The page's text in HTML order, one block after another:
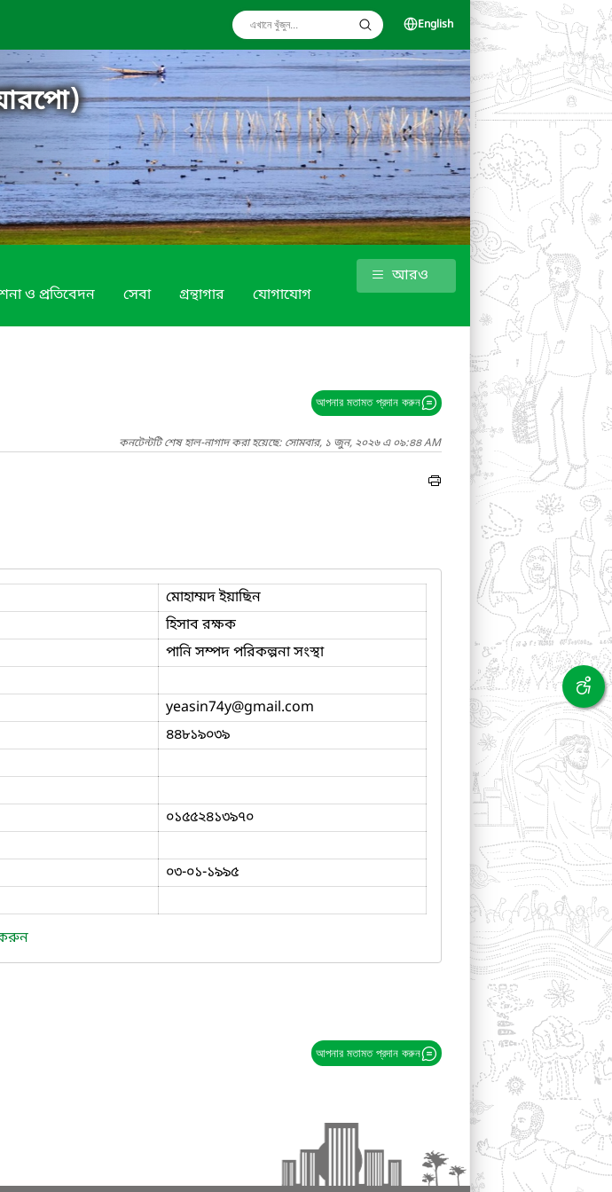
English
ও প্রতিবেদন সেবা গ্রন্থাগার যোগাযোগ
আরও
আপনার মতামত প্রদান করুন
কনটেন্টটি শেষ হাল-নাগাদ করা হয়েছে: সোমবার, ১ জুন, ২০২৬ এ ০৯:৪৪ AM
মোহাম্মদ ইয়াছিন
হিসাব রক্ষক
পানি সম্পদ পরিকল্পনা সংস্থা
yeasin74y@gmail.com
৪৪৮১৯০৩৯
০১৫৫২৪১৩৯৭০
০৩-০১-১৯৯৫
করুন
আপনার মতামত প্রদান করুন